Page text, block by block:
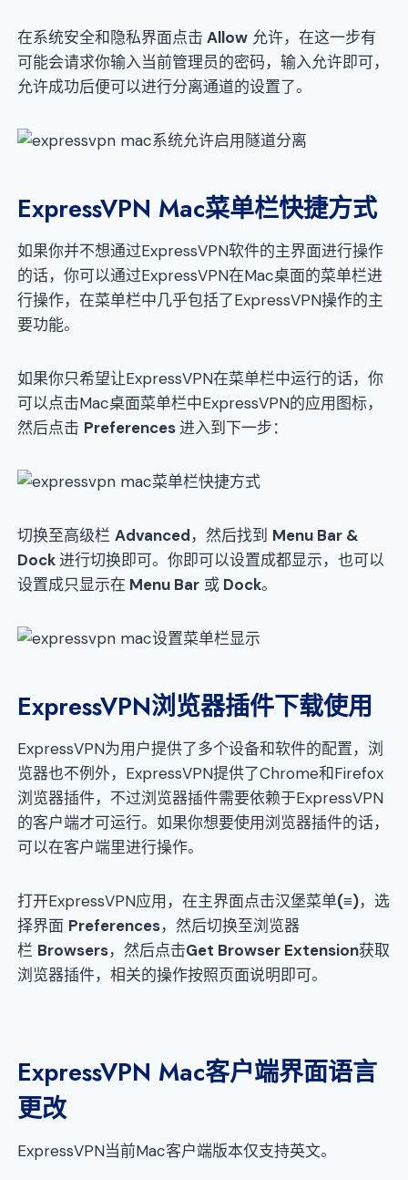
在系统安全和隐私界面点击 Allow 允许，在这一步有
可能会请求你输入当前管理员的密码，输入允许即可，
允许成功后便可以进行分离通道的设置了。
ExpressVPN Mac菜单栏快捷方式
如果你并不想通过ExpressVPN软件的主界面进行操作
的话，你可以通过ExpressVPN在Mac桌面的菜单栏进
行操作，在菜单栏中几乎包括了ExpressVPN操作的主
要功能。
如果你只希望让ExpressVPN在菜单栏中运行的话，你
可以点击Mac桌面菜单栏中ExpressVPN的应用图标，
然后点击 Preferences进入到下一步：
切换至高级栏Advanced，然后找到 Menu Bar &
Dock进行切换即可。你即可以设置成都显示，也可以
设置成只显示在 Menu Bar 或 Dock。
ExpressVPN浏览器插件下载使用
ExpressVPN为用户提供了多个设备和软件的配置，浏
览器也不例外，ExpressVPN提供了Chrome和Firefox
浏览器插件，不过浏览器插件需要依赖于ExpressVPN
的客户端才可运行。如果你想要使用浏览器插件的话，
可以在客户端里进行操作。
打开ExpressVPN应用，在主界面点击汉堡菜单(≡)，选
择界面 Preferences，然后切换至浏览器
栏 Browsers，然后点击Get Browser Extension获取
浏览器插件，相关的操作按照页面说明即可。
ExpressVPN Mac客户端界面语言
更改
ExpressVPN当前Mac客户端版本仅支持英文。